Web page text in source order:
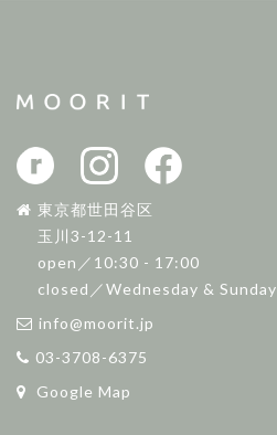
東京都世田谷区
玉川3-12-11
open／10:30 - 17:00
closed／Wednesday & Sunday
info@moorit.jp
03-3708-6375
Google Map